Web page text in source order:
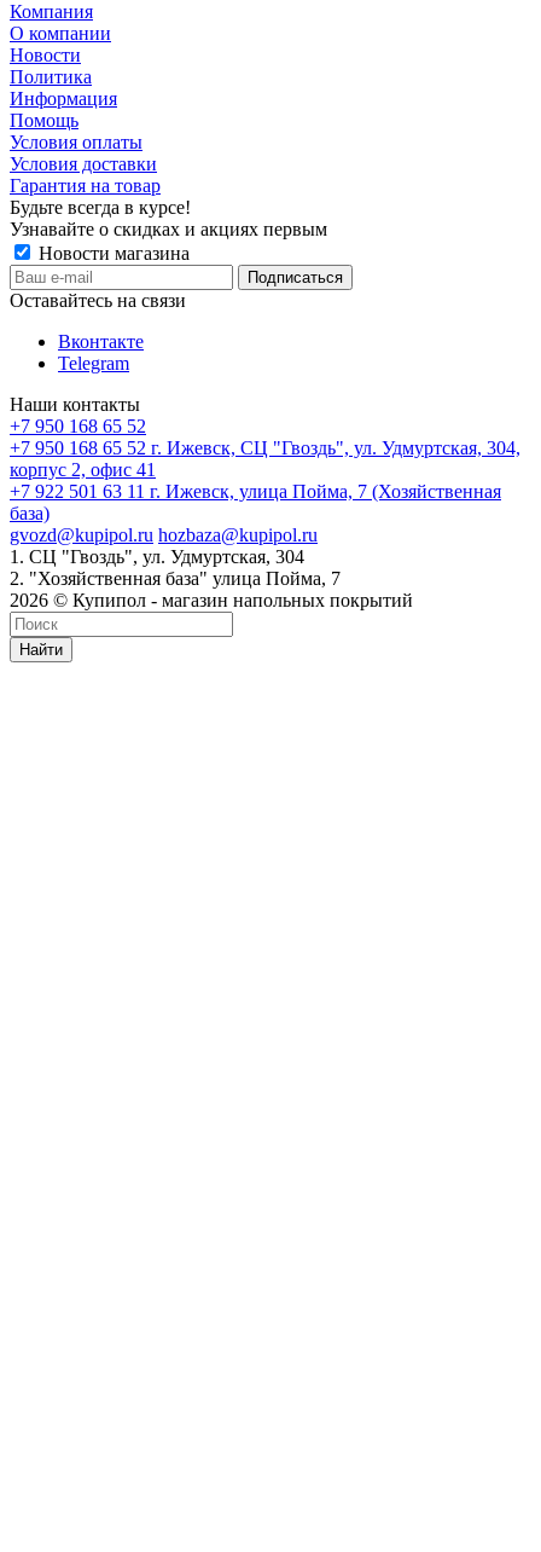
Компания
О компании
Новости
Политика
Информация
Помощь
Условия оплаты
Условия доставки
Гарантия на товар
Будьте всегда в курсе!
Узнавайте о скидках и акциях первым
Новости магазина
Оставайтесь на связи
Вконтакте
Telegram
Наши контакты
+7 950 168 65 52
+7 950 168 65 52 г. Ижевск, СЦ "Гвоздь", ул. Удмуртская, 304,
корпус 2, офис 41
+7 922 501 63 11 г. Ижевск, улица Пойма, 7 (Хозяйственная
база)
gvozd@kupipol.ru hozbaza@kupipol.ru
1. СЦ "Гвоздь", ул. Удмуртская, 304
2. "Хозяйственная база" улица Пойма, 7
2026 © Купипол - магазин напольных покрытий
Найти